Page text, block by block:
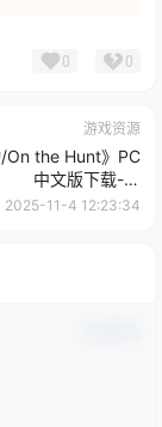
0 0
游戏资源
/On the Hunt》PC
中文版下载-含
Build.20557498
2025-11-4 12:23:34